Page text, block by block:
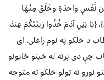
مِّن نَّفْسٍ واحِدَةٍ وخَلَقَ مِنْهَا
{يَا بَنِي آدَمَ خُذُوا زِينَتَكُمْ عِندَ
د خلکو په نوم راغلی، ای
چې دی پرته له ځینو ځایونو
نورو ته ټولو خلکو ته متوجه